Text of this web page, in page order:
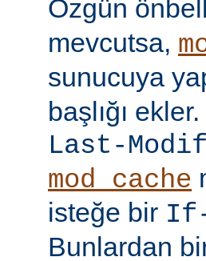
Özgün
mevcutsa,
sunucuya
başlığı
Last-
mod_cache
isteğe bir If-
Bunlardan